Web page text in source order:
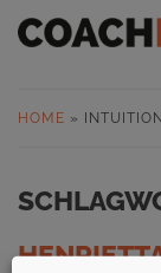
HOME » INTUITION